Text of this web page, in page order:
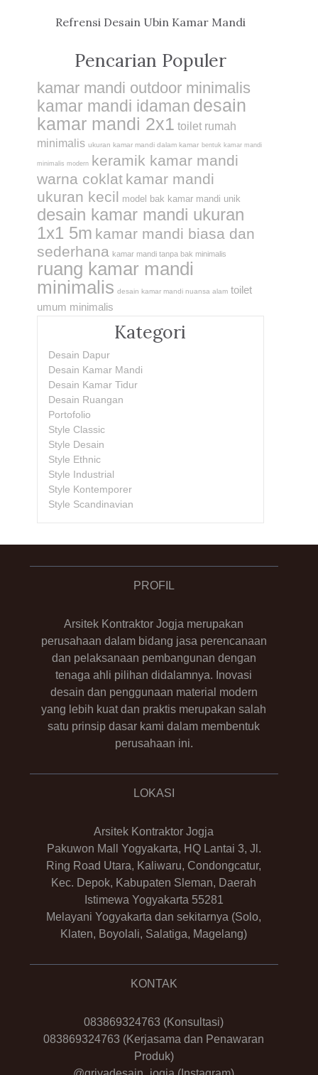
Refrensi Desain Ubin Kamar Mandi
Pencarian Populer
kamar mandi outdoor minimalis
kamar mandi idaman desain
kamar mandi 2x1 toilet rumah
minimalis ukuran kamar mandi dalam kamar bentuk kamar mandi
minimalis modern keramik kamar mandi
warna coklat kamar mandi
ukuran kecil model bak kamar mandi unik
desain kamar mandi ukuran
1x1 5m kamar mandi biasa dan
sederhana kamar mandi tanpa bak minimalis
ruang kamar mandi
minimalis desain kamar mandi nuansa alam toilet
umum minimalis
Kategori
Desain Dapur
Desain Kamar Mandi
Desain Kamar Tidur
Desain Ruangan
Portofolio
Style Classic
Style Desain
Style Ethnic
Style Industrial
Style Kontemporer
Style Scandinavian
PROFIL
Arsitek Kontraktor Jogja merupakan
perusahaan dalam bidang jasa perencanaan
dan pelaksanaan pembangunan dengan
tenaga ahli pilihan didalamnya. Inovasi
desain dan penggunaan material modern
yang lebih kuat dan praktis merupakan salah
satu prinsip dasar kami dalam membentuk
perusahaan ini.
LOKASI
Arsitek Kontraktor Jogja
Pakuwon Mall Yogyakarta, HQ Lantai 3, Jl.
Ring Road Utara, Kaliwaru, Condongcatur,
Kec. Depok, Kabupaten Sleman, Daerah
Istimewa Yogyakarta 55281
Melayani Yogyakarta dan sekitarnya (Solo,
Klaten, Boyolali, Salatiga, Magelang)
KONTAK
083869324763 (Konsultasi)
083869324763 (Kerjasama dan Penawaran
Produk)